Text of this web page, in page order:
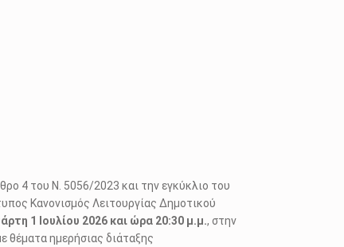
4 του Ν. 5056/2023 και την εγκύκλιο του
Κανονισμός Λειτουργίας Δημοτικού
1 Ιουλίου 2026 και ώρα 20:30 μ.μ., στην
θέματα ημερήσιας διάταξης